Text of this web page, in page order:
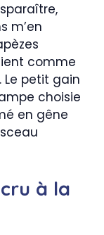
m’en
comme
Le petit gain
choisie
en gêne
à la